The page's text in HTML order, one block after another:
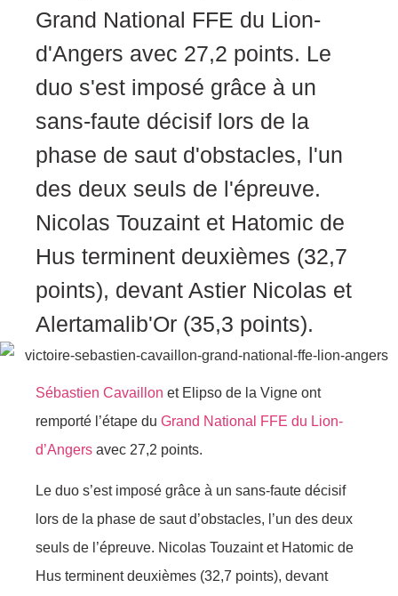
Grand National FFE du Lion-
d'Angers avec 27,2 points. Le
duo s'est imposé grâce à un
sans-faute décisif lors de la
phase de saut d'obstacles, l'un
des deux seuls de l'épreuve.
Nicolas Touzaint et Hatomic de
Hus terminent deuxièmes (32,7
points), devant Astier Nicolas et
Alertamalib'Or (35,3 points).
Sébastien Cavaillon et Elipso de la Vigne ont
remporté l’étape du Grand National FFE du Lion-
d’Angers avec 27,2 points.
Le duo s’est imposé grâce à un sans-faute décisif
lors de la phase de saut d’obstacles, l’un des deux
seuls de l’épreuve. Nicolas Touzaint et Hatomic de
Hus terminent deuxièmes (32,7 points), devant